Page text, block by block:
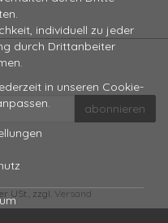
individuell zu jeder
durch Drittanbeiter
in unseren Cookie-
abonnieren
USt., zzgl. Versand